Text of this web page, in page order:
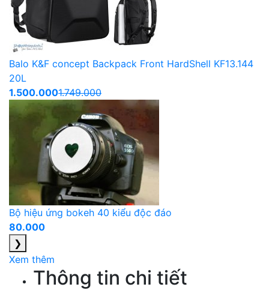
Balo K&F concept Backpack Front HardShell KF13.144
20L
1.500.0001.749.000
Bộ hiệu ứng bokeh 40 kiểu độc đáo
80.000
❯
Xem thêm
Thông tin chi tiết